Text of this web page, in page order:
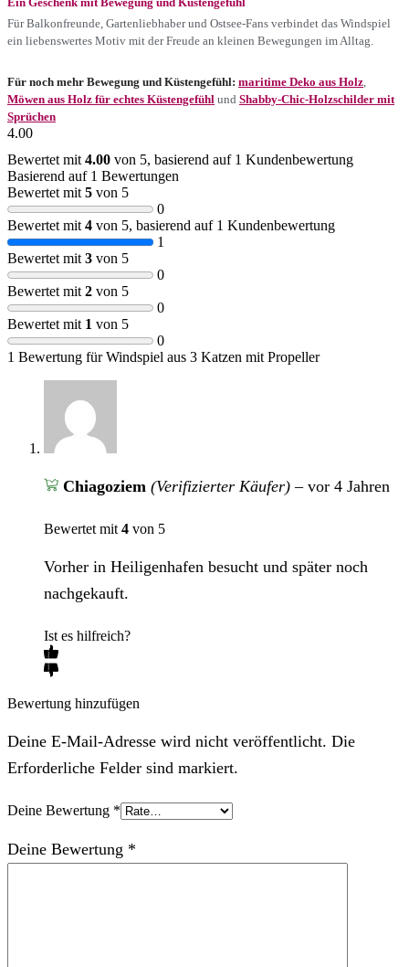
Für Balkonfreunde, Gartenliebhaber und Ostsee-Fans verbindet das Windspiel
ein liebenswertes Motiv mit der Freude an kleinen Bewegungen im Alltag.
Für noch mehr Bewegung und Küstengefühl: maritime Deko aus Holz
Möwen aus Holz für echtes Küstengefühl und Shabby-Chic-Holzschilder mit
Sprüchen
4.00
Bewertet mit 4.00 von 5, basierend auf 1 Kundenbewertung
Basierend auf 1 Bewertungen
Bewertet mit 5 von 5
0
Bewertet mit 4 von 5, basierend auf 1 Kundenbewertung
1
Bewertet mit 3 von 5
0
Bewertet mit 2 von 5
0
Bewertet mit 1 von 5
0
1 Bewertung fürWindspiel aus 3 Katzen mit Propeller
Chiagoziem (Verifizierter Käufer) – vor 4 Jahren
Bewertet mit 4 von 5
Vorher in Heiligenhafen besucht und später noch
nachgekauft.
Ist es hilfreich?
Bewertung hinzufügen
Deine E-Mail-Adresse wird nicht veröffentlicht. Die
Erforderliche Felder sind markiert.
Deine Bewertung *
Deine Bewertung *